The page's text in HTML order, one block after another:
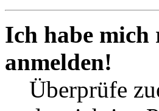
Ich habe
anmelden!
Überprüfe